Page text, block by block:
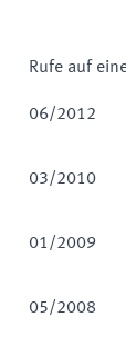
Rufe auf
06/2012
03/2010
01/2009
05/2008